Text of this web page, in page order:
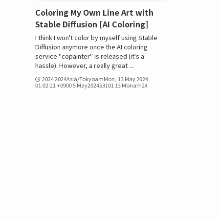
Coloring My Own Line Art with
Stable Diffusion [AI Coloring]
I think I won't color by myself using Stable
Diffusion anymore once the AI coloring
service "copainter" is released (it's a
hassle). However, a really great ...
2024 2024Asia/TokyoamMon, 13 May 2024
01:02:21 +0900 5 May202453101 13 Monam24